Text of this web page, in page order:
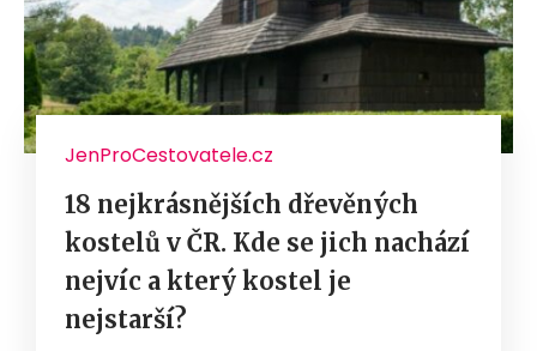
JenProCestovatele.cz
18 nejkrásnějších dřevěných
kostelů v ČR. Kde se jich nachází
nejvíc a který kostel je
nejstarší?